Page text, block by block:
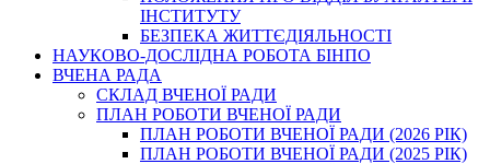
ІНСТИТУТУ
БЕЗПЕКА ЖИТТЄДІЯЛЬНОСТІ
НАУКОВО-ДОСЛІДНА РОБОТА БІНПО
ВЧЕНА РАДА
СКЛАД ВЧЕНОЇ РАДИ
ПЛАН РОБОТИ ВЧЕНОЇ РАДИ
ПЛАН РОБОТИ ВЧЕНОЇ РАДИ (2026 РІК)
ПЛАН РОБОТИ ВЧЕНОЇ РАДИ (2025 РІК)